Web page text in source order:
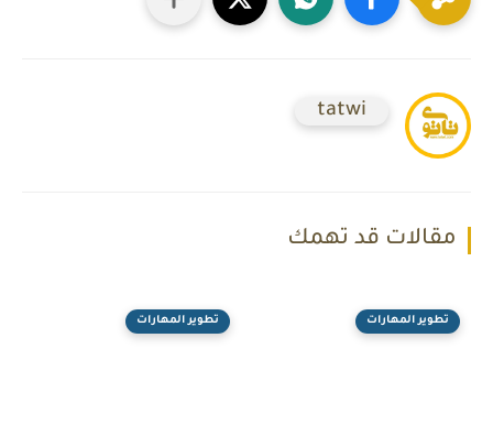
tatwi
مقالات قد تهمك
تطوير المهارات تطوير المهارات